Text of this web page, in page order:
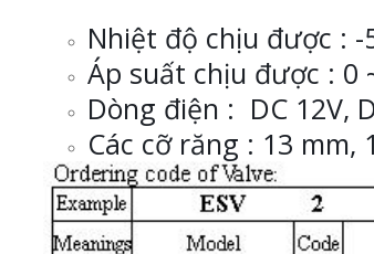
Nhiệt độ chịu được : -
Áp suất chịu được : 0
Dòng điện : DC 12V,
Các cỡ răng : 13 mm,